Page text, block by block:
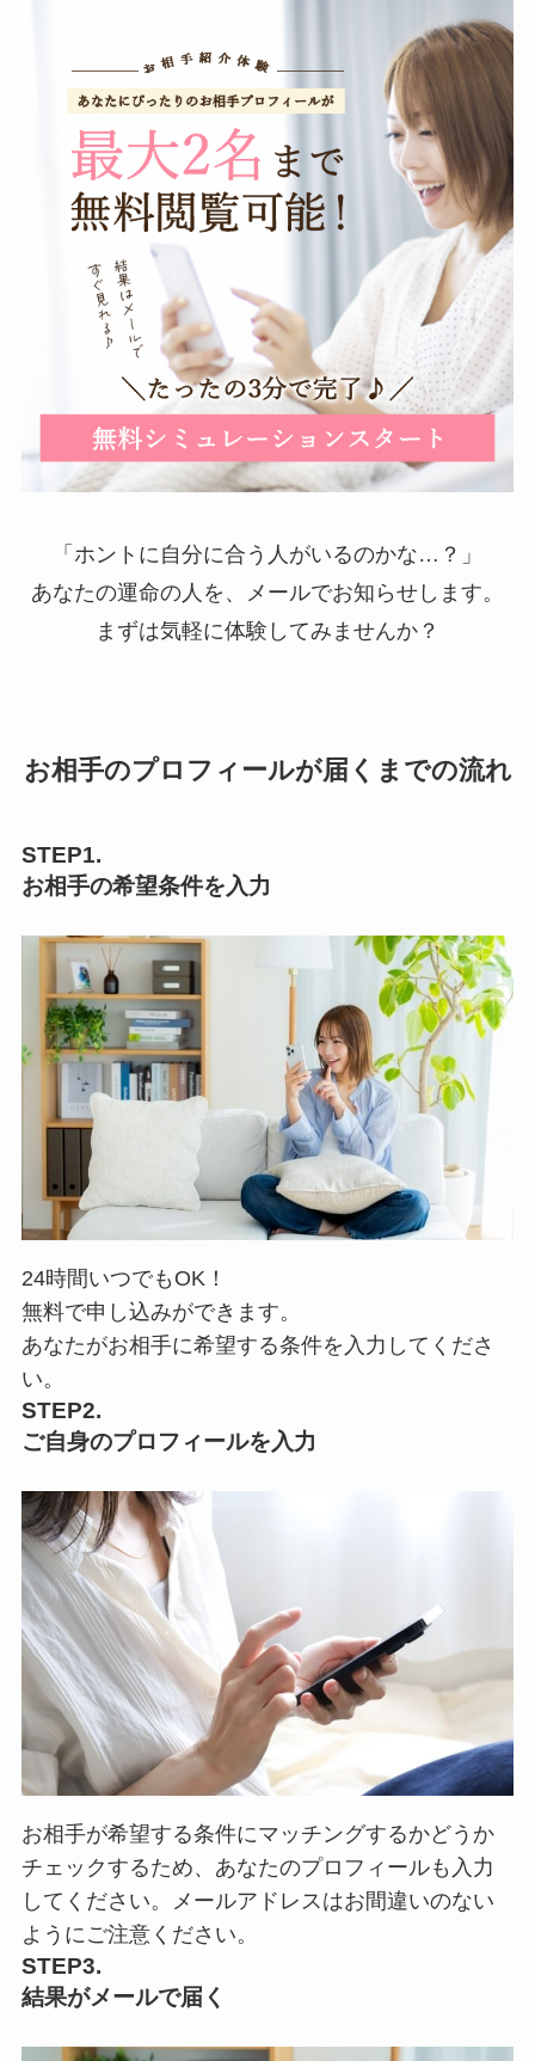
「ホントに自分に合う人がいるのかな…？」
あなたの運命の人を、メールでお知らせします。
まずは気軽に体験してみませんか？
お相手のプロフィールが届くまでの流れ
STEP1.
お相手の希望条件を入力
24時間いつでもOK！
無料で申し込みができます。
あなたがお相手に希望する条件を入力してくださ
い。
STEP2.
ご自身のプロフィールを入力
お相手が希望する条件にマッチングするかどうか
チェックするため、あなたのプロフィールも入力
してください。メールアドレスはお間違いのない
ようにご注意ください。
STEP3.
結果がメールで届く